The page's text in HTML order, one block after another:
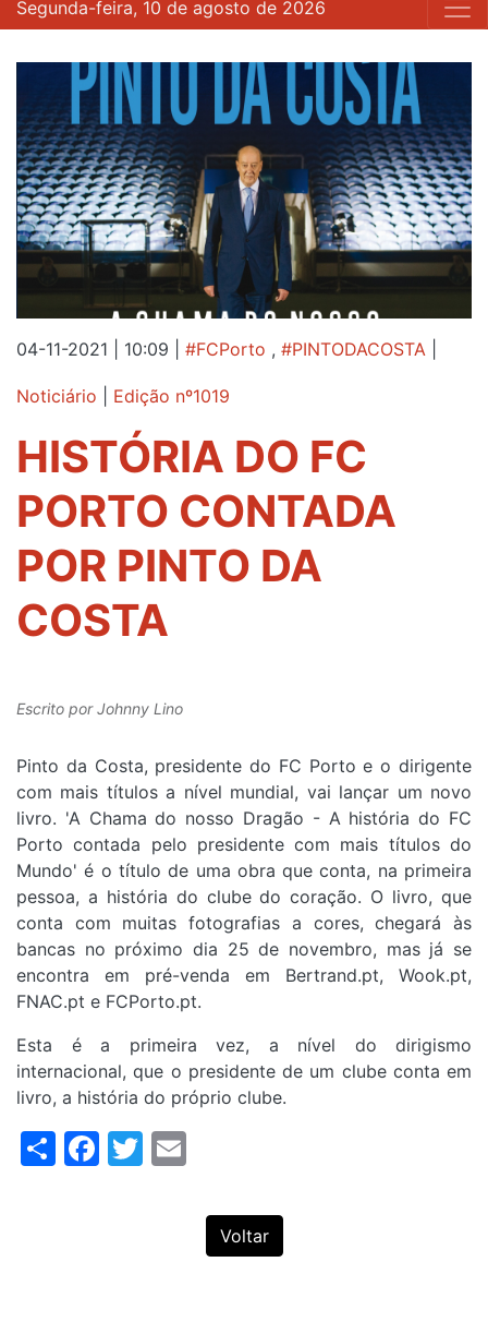
Segunda-feira, 10 de agosto de 2026
04-11-2021 | 10:09 #FCPorto , #PINTODACOSTA
Noticiário Edição nº1019
HISTÓRIA DO FC
PORTO CONTADA
POR PINTO DA
COSTA
Escrito porJohnny Lino
Pinto da Costa, presidente do FC Porto e o dirigente
com mais títulos a nível mundial, vai lançar um novo
livro. 'A Chama do nosso Dragão - A história do FC
Porto contada pelo presidente com mais títulos do
Mundo' é o título de uma obra que conta, na primeira
pessoa, a história do clube do coração. O livro, que
conta com muitas fotografias a cores, chegará às
bancas no próximo dia 25 de novembro, mas já se
encontra em pré-venda em Bertrand.pt, Wook.pt,
FNAC.pt e FCPorto.pt.
Esta é a primeira vez, a nível do dirigismo
internacional, que o presidente de um clube conta em
livro, a história do próprio clube.
ShareFacebook
Twitter
Voltar